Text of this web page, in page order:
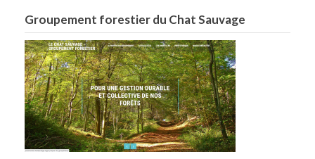
Groupement forestier du Chat Sauvage